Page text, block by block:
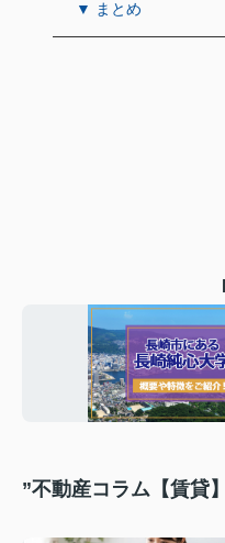
▼ まとめ
”不動産コラム【賃貸